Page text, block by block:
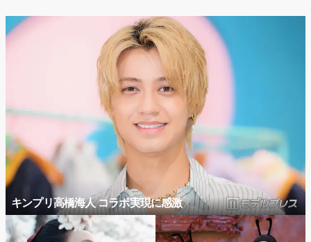
キンプリ高橋海人 コラボ実現に感激